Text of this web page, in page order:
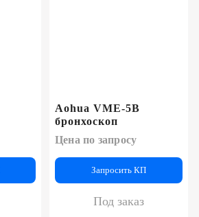
Aohua VME-5B
бронхоскоп
Цена по запросу
Запросить КП
Под заказ